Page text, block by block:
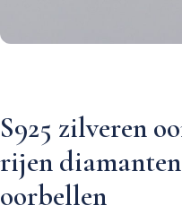
S925 zilveren
rijen
oorbellen